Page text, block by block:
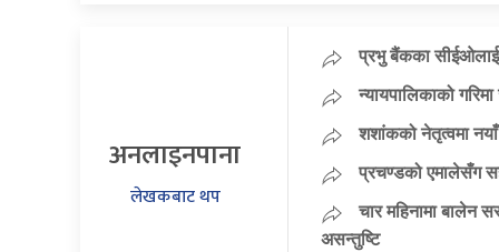
अनलाइनपाना
लेखकबाट थप
प्रभु बैंकका
न्यायपालिकाको
शशांकको नेतृत्वमा
प्रचण्डको एमालेसँग
चार महिनामा बालेन
असन्तुष्टि